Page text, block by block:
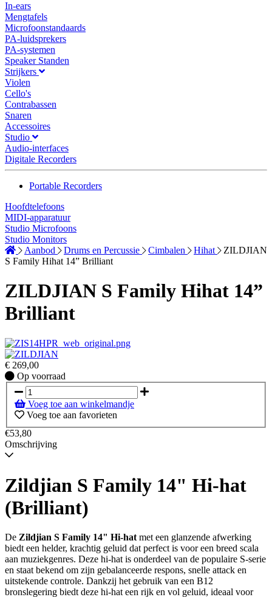
In-ears
Mengtafels
Microfoonstandaards
PA-luidsprekers
PA-systemen
Speaker Standen
Strijkers
Violen
Cello's
Contrabassen
Snaren
Accessoires
Studio
Audio-interfaces
Digitale Recorders
Portable Recorders
Hoofdtelefoons
MIDI-apparatuur
Studio Microfoons
Studio Monitors
Aanbod
Drums en Percussie Cimbalen Hihat
ZILDJIAN
S Family Hihat 14” Brilliant
ZILDJIAN S Family Hihat 14”
Brilliant
€ 269,00
Op
voorraad
Op voorraad
Voeg toe aan winkelmandje
Voeg toe aan favorieten
€53,80
Omschrijving
Zildjian S Family 14" Hi-hat
(Brilliant)
De Zildjian S Family 14" Hi-hat met een glanzende afwerking
biedt een helder, krachtig geluid dat perfect is voor een breed scala
aan muziekgenres. Deze hi-hat is onderdeel van de populaire S-serie
en staat bekend om zijn gebalanceerde respons, snelle attack en
uitstekende controle. Dankzij het gebruik van een B12
bronslegering biedt deze hi-hat een rijk en vol geluid, ideaal voor